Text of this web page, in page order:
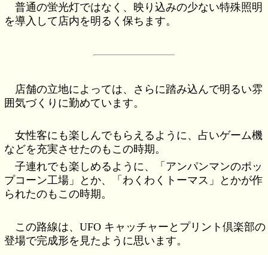
普通の蛍光灯ではなく、映り込みの少ない特殊照明
を導入して店内を明るく保ちます。
店舗の立地によっては、さらに踏み込んで明るい雰
囲気づくりに勤めています。
女性客にも楽しんでもらえるように、占いゲーム機
などを充実させたのもこの時期。
子連れでも楽しめるように、「アンパンマンのポッ
プコーン工場」とか、「わくわくトーマス」とかが作
られたのもこの時期。
この路線は、UFO キャッチャーとプリント倶楽部の
登場で完成形を見たように思います。